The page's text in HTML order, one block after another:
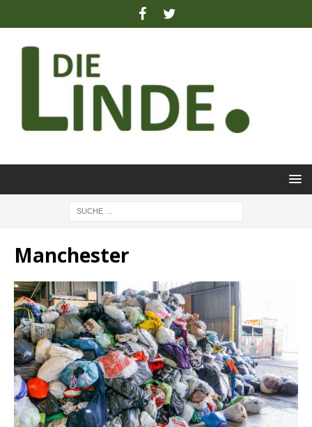
Manchester